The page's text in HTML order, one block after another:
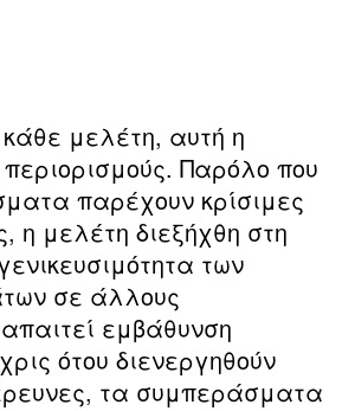
μελέτη, αυτή η
Παρόλο που
παρέχουν κρίσιμες
η μελέτη διεξήχθη στη
των
σε άλλους
εμβάθυνση
ότου διενεργηθούν
τα συμπεράσματα